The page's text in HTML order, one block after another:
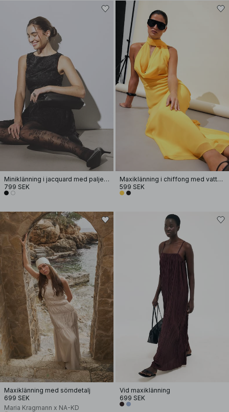
Miniklänning i jacquard med paljetter, rynkning i höften
799 SEK
Maxiklänning i chiffong med vattenfallseffekt
599 SEK
Maxiklänning med sömdetalj
699 SEK
Maria Kragmann x NA-KD
Vid maxiklänning
699 SEK